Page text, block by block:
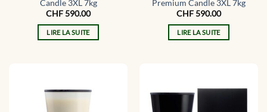
Candle 3XL 7kg
CHF590.00
LIRE LA SUITE
Premium Candle 3XL 7kg
CHF590.00
LIRE LA SUITE